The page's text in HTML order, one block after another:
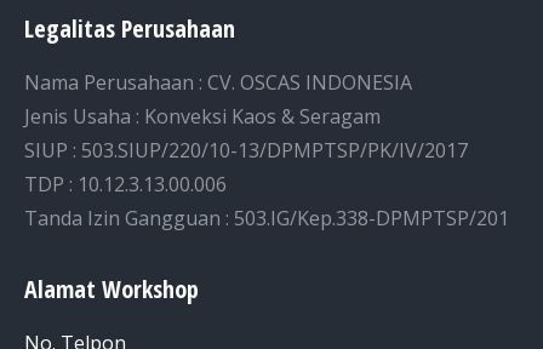
Legalitas Perusahaan
Nama Perusahaan : CV. OSCAS INDONESIA
Jenis Usaha : Konveksi Kaos & Seragam
SIUP : 503.SIUP/220/10-13/DPMPTSP/PK/IV/2017
TDP : 10.12.3.13.00.006
Tanda Izin Gangguan : 503.IG/Kep.338-DPMPTSP/201
Alamat Workshop
No. Telpon